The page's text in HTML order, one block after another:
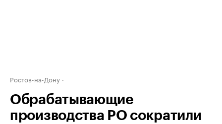
Ростов-на-Дону
Обрабатывающие
производства РО сократили